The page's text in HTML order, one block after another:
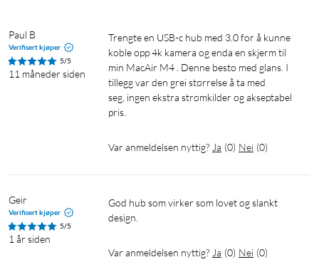
Paul B
Verifisert kjøper
5/5
11 måneder siden
Trengte en USB-c hub med 3.0 for å kunne
koble opp 4k kamera og enda en skjerm til
min MacAir M4 . Denne besto med glans. I
tillegg var den grei størrelse å ta med
seg, ingen ekstra strømkilder og akseptabel
pris.
Var anmeldelsen nyttig? Ja (0) Nei (0)
Geir
Verifisert kjøper
5/5
1 år siden
God hub som virker som lovet og slankt
design.
Var anmeldelsen nyttig? Ja (0) Nei (0)